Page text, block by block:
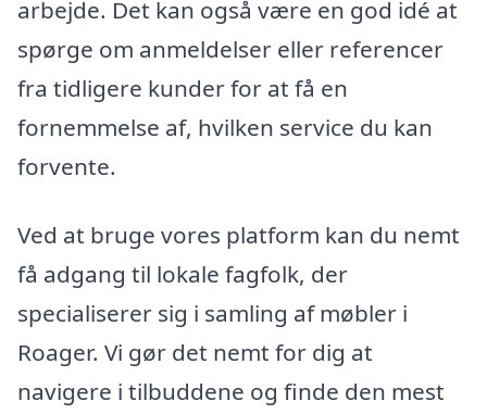
arbejde. Det kan også være en god idé at
spørge om anmeldelser eller referencer
fra tidligere kunder for at få en
fornemmelse af, hvilken service du kan
forvente.
Ved at bruge vores platform kan du nemt
få adgang til lokale fagfolk, der
specialiserer sig i samling af møbler i
Roager. Vi gør det nemt for dig at
navigere i tilbuddene og finde den mest